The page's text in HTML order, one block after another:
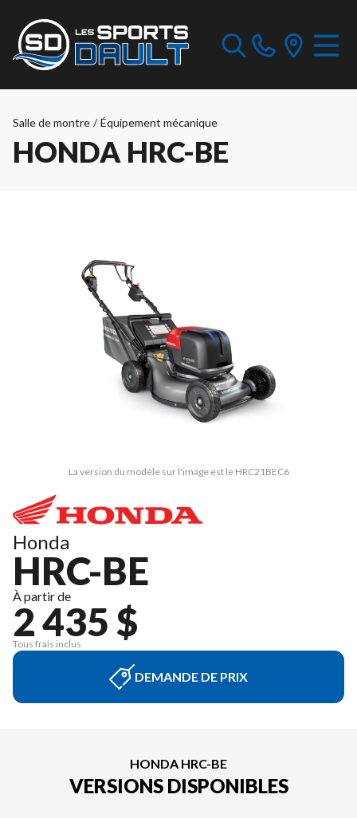
Salle de montre / Équipement mécanique
HONDA HRC-BE
La version du modèle sur l'image est le HRC21BEC6
Honda
HRC-BE
À partir de
2 435 $
Tous frais inclus
DEMANDE DE PRIX
HONDA HRC-BE
VERSIONS DISPONIBLES